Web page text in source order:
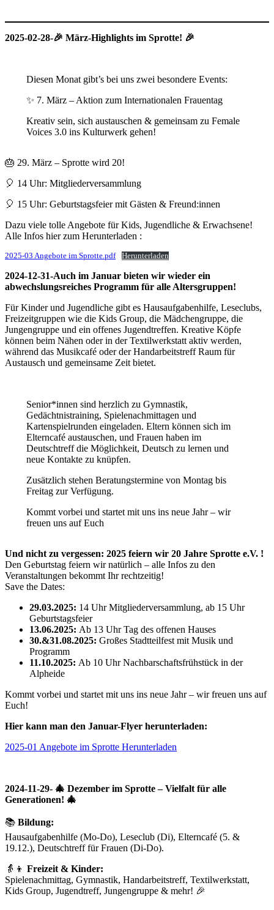
2025-02-28-🎉 März-Highlights im Sprotte! 🎉
Diesen Monat gibt’s bei uns zwei besondere Events:
✨ 7. März – Aktion zum Internationalen Frauentag
Kreativ sein, sich austauschen & gemeinsam zu Female
Voices 3.0 ins Kulturwerk gehen!
🎂 29. März – Sprotte wird 20!
🎈 14 Uhr: Mitgliederversammlung
🎈 15 Uhr: Geburtstagsfeier mit Gästen & Freund:innen
Dazu viele tolle Angebote für Kids, Jugendliche & Erwachsene!
Alle Infos hier zum Herunterladen :
2025-03 Angebote im Sprotte.pdf Herunterladen
2024-12-31-Auch im Januar bieten wir wieder ein
abwechslungsreiches Programm für alle Altersgruppen!
Für Kinder und Jugendliche gibt es Hausaufgabenhilfe, Leseclubs,
Freizeitgruppen wie die Kids Group, die Mädchengruppe, die
Jungengruppe und ein offenes Jugendtreffen. Kreative Köpfe
können beim Nähen oder in der Textilwerkstatt aktiv werden,
während das Musikcafé oder der Handarbeitstreff Raum für
Austausch und gemeinsame Zeit bietet.
Senior*innen sind herzlich zu Gymnastik,
Gedächtnistraining, Spielenachmittagen und
Kartenspielrunden eingeladen. Eltern können sich im
Elterncafé austauschen, und Frauen haben im
Deutschtreff die Möglichkeit, Deutsch zu lernen und
neue Kontakte zu knüpfen.
Zusätzlich stehen Beratungstermine von Montag bis
Freitag zur Verfügung.
Kommt vorbei und startet mit uns ins neue Jahr – wir
freuen uns auf Euch
Und nicht zu vergessen: 2025 feiern wir 20 Jahre Sprotte e.V. !
Den Geburtstag feiern wir natürlich – alle Infos zu den
Veranstaltungen bekommt Ihr rechtzeitig!
Save the Dates:
29.03.2025: 14 Uhr Mitgliederversammlung, ab 15 Uhr
Geburtstagsfeier
13.06.2025: Ab 13 Uhr Tag des offenen Hauses
30.&31.08.2025: Großes Stadtteilfest mit Musik und
Programm
11.10.2025: Ab 10 Uhr Nachbarschaftsfrühstück in der
Alpheide
Kommt vorbei und startet mit uns ins neue Jahr – wir freuen uns auf
Euch!
Hier kann man den Januar-Flyer herunterladen:
2025-01 Angebote im Sprotte Herunterladen
2024-11-29- 🎄 Dezember im Sprotte – Vielfalt für alle
Generationen! 🎄
📚 Bildung:
Hausaufgabenhilfe (Mo-Do), Leseclub (Di), Elterncafé (5. &
19.12.), Deutschtreff für Frauen (Di-Do).
👵👦 Freizeit & Kinder:
Spielenachmittag, Gymnastik, Handarbeitstreff, Textilwerkstatt,
Kids Group, Jugendtreff, Jungengruppe & mehr! 🎉